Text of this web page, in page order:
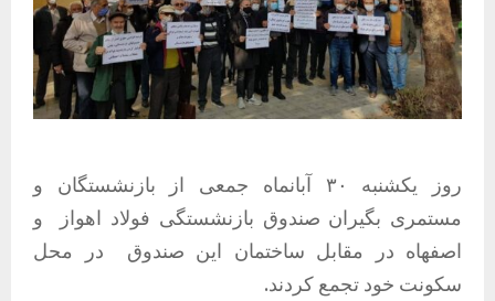
روز یکشنبه ۳۰ آبانماه جمعی از بازنشستگان و
مستمری بگیران صندوق بازنشستگی فولاد اهواز
و
اصفهاه در مقابل ساختمان این صندوق
در محل
سکونت خود تجمع کردند.